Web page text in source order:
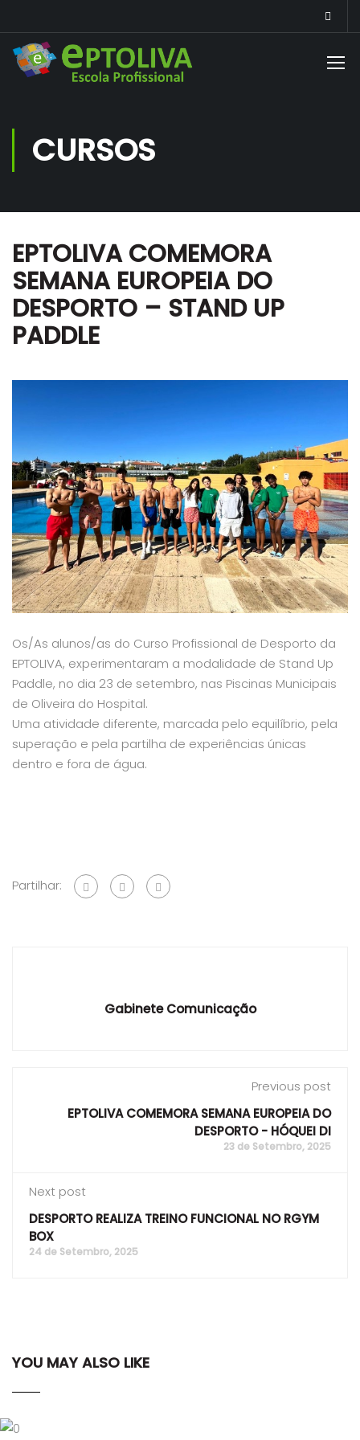
CURSOS
EPTOLIVA COMEMORA
SEMANA EUROPEIA DO
DESPORTO – STAND UP
PADDLE
Os/As alunos/as do Curso Profissional de Desporto da
EPTOLIVA, experimentaram a modalidade de Stand Up
Paddle, no dia 23 de setembro, nas Piscinas Municipais
de Oliveira do Hospital.
Uma atividade diferente, marcada pelo equilíbrio, pela
superação e pela partilha de experiências únicas
dentro e fora de água.
Partilhar:
Gabinete Comunicação
Previous post
EPTOLIVA COMEMORA SEMANA EUROPEIA DO
DESPORTO - HÓQUEI DI
23 de Setembro, 2025
Next post
DESPORTO REALIZA TREINO FUNCIONAL NO RGYM
BOX
24 de Setembro, 2025
YOU MAY ALSO LIKE